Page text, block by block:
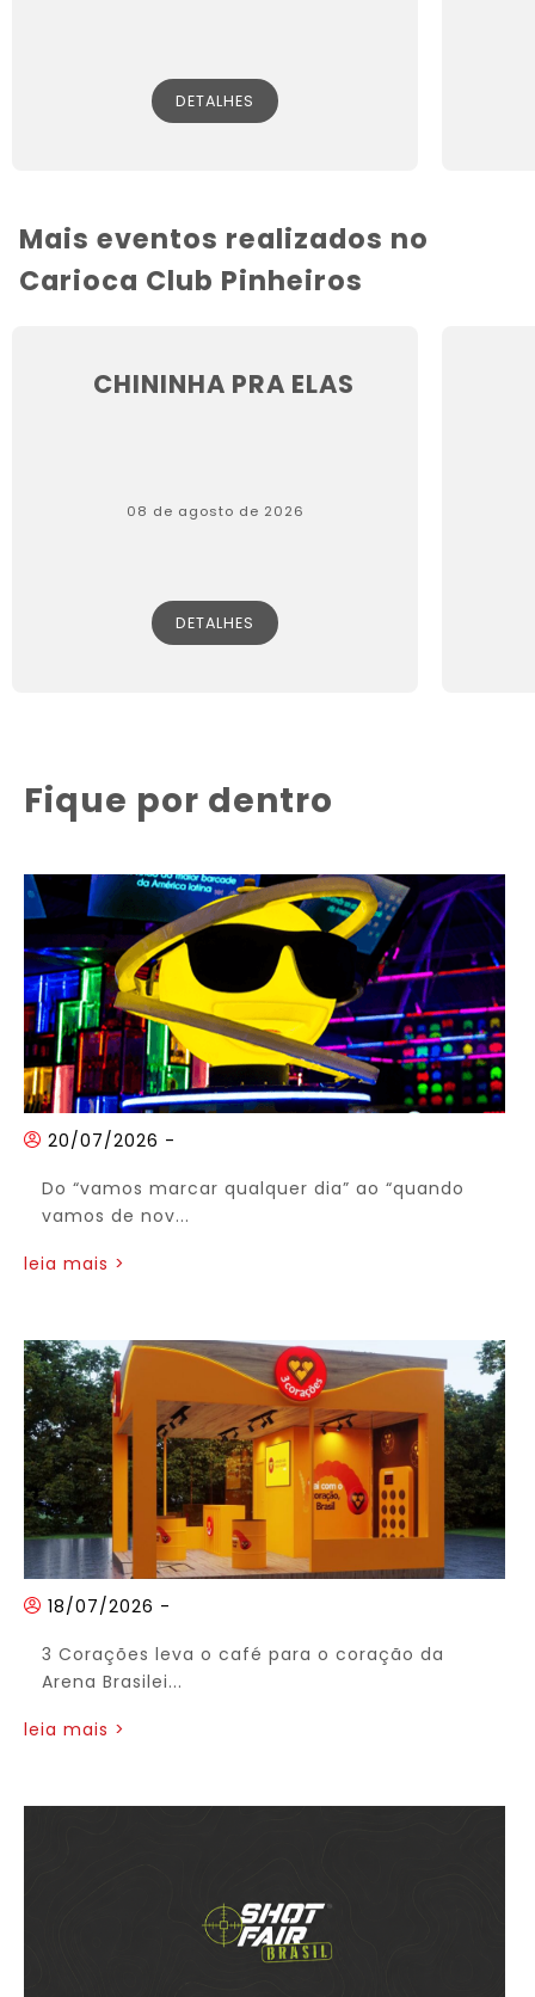
DETALHES
Mais eventos realizados no
Carioca Club Pinheiros
CHININHA PRA ELAS
08 de agosto de 2026
DETALHES
Fique por dentro
20/07/2026 -
Do “vamos marcar qualquer dia” ao “quando
vamos de nov...
leia mais >
18/07/2026 -
3 Corações leva o café para o coração da
Arena Brasilei...
leia mais >